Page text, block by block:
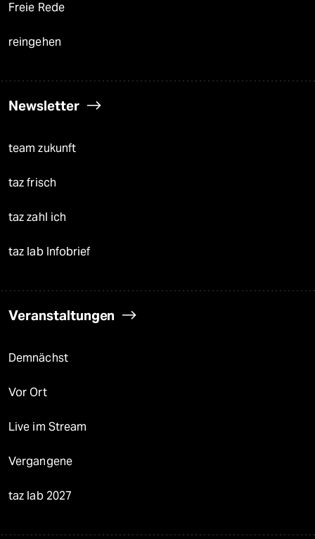
Freie Rede
reingehen
Newsletter
team zukunft
taz frisch
taz zahl ich
taz lab Infobrief
Veranstaltungen
Demnächst
Vor Ort
Live im Stream
Vergangene
taz lab 2027